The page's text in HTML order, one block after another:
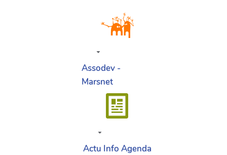
Assodev -
Marsnet
Actu Info Agenda